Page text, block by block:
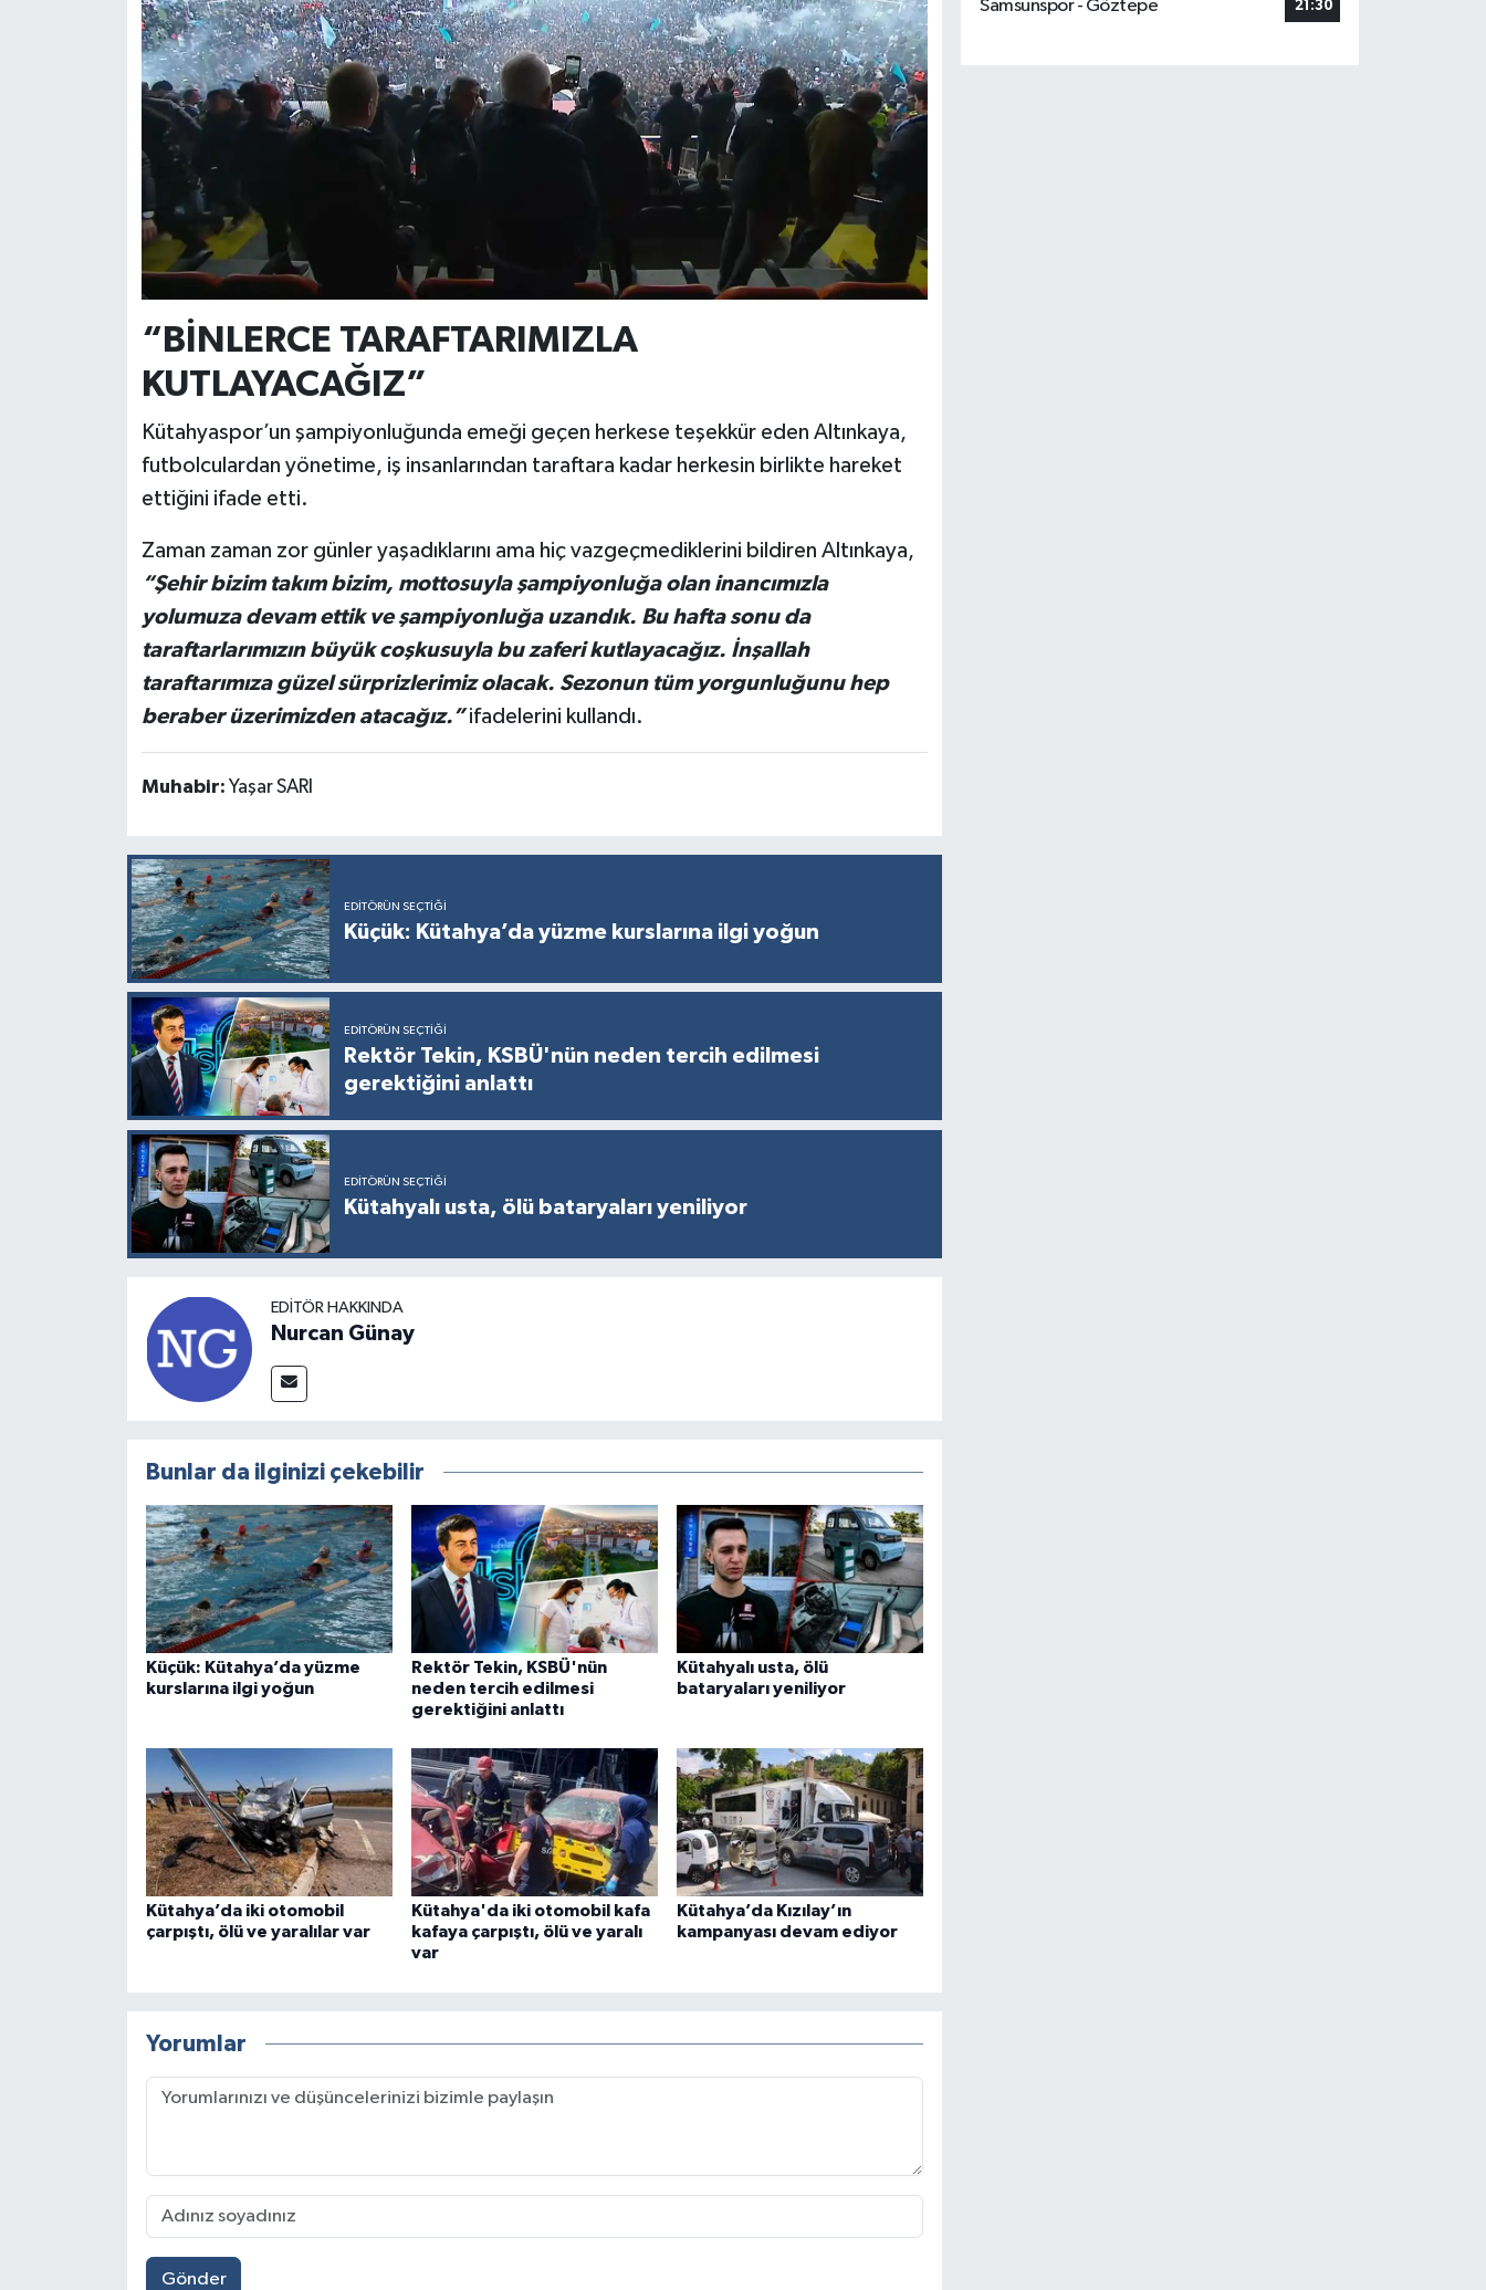
“BİNLERCE TARAFTARIMIZLA
KUTLAYACAĞIZ”
Kütahyaspor’un şampiyonluğunda emeği geçen herkese teşekkür eden Altınkaya,
futbolculardan yönetime, iş insanlarından taraftara kadar herkesin birlikte hareket
ettiğini ifade etti.
Zaman zaman zor günler yaşadıklarını ama hiç vazgeçmediklerini bildiren Altınkaya,
“Şehir bizim takım bizim, mottosuyla şampiyonluğa olan inancımızla
yolumuza devam ettik ve şampiyonluğa uzandık. Bu hafta sonu da
taraftarlarımızın büyük coşkusuyla bu zaferi kutlayacağız. İnşallah
taraftarımıza güzel sürprizlerimiz olacak. Sezonun tüm yorgunluğunu hep
beraber üzerimizden atacağız.”ifadelerini kullandı.
Muhabir: Yaşar SARI
EDITÖRÜN SEÇTIĞI
Küçük: Kütahya’da yüzme kurslarına ilgi yoğun
EDITÖRÜN SEÇTIĞI
Rektör Tekin, KSBÜ'nün neden tercih edilmesi
gerektiğini anlattı
EDITÖRÜN SEÇTIĞI
Kütahyalı usta, ölü bataryaları yeniliyor
EDITÖR HAKKINDA
Nurcan Günay
Bunlar da ilginizi çekebilir
Küçük: Kütahya’da yüzme
kurslarına ilgi yoğun
Rektör Tekin, KSBÜ'nün
neden tercih edilmesi
gerektiğini anlattı
Kütahyalı usta, ölü
bataryaları yeniliyor
Kütahya’da iki otomobil
çarpıştı, ölü ve yaralılar var
Kütahya'da iki otomobil kafa
kafaya çarpıştı, ölü ve yaralı
var
Kütahya’da Kızılay’ın
kampanyası devam ediyor
Yorumlar
Gönder
Samsunspor - Göztepe
21:30
Teknoloji
Video Galeri
Yemek Tarifleri